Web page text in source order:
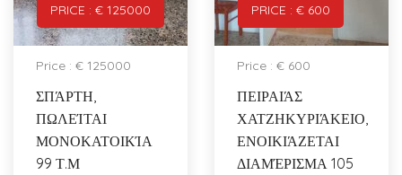
PRICE : € 125000
Price : € 125000
ΣΠΆΡΤΗ,
ΠΩΛΕΊΤΑΙ
ΜΟΝΟΚΑΤΟΙΚΊΑ
99 Τ.Μ
PRICE : € 600
Price : € 600
ΠΕΙΡΑΙΆΣ
ΧΑΤΖΗΚΥΡΙΆΚΕΙΟ,
ΕΝΟΙΚΙΆΖΕΤΑΙ
ΔΙΑΜΈΡΙΣΜΑ 105